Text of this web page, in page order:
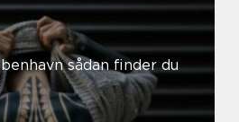
finder du